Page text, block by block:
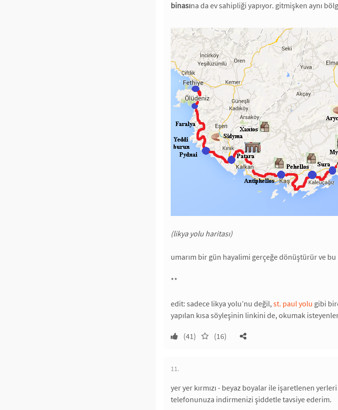
binasına da ev sahipliği yapıyor. gitmişken aynı
(likya yolu haritası)
umarım bir gün hayalimi gerçeğe dönüştürür ve
**
edit: sadece likya yolu’nu değil,st. paul yolu gibi
yapılan kısa söyleşinin linkini de, okumak
(41) (16)
11.
yer yer kırmızı - beyaz boyalar ile işaretlenen
telefonunuza indirmenizi şiddetle tavsiye ederim.